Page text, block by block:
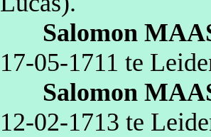
Salomon
17‑05‑1711 te
Salomon
12‑02‑1713 te